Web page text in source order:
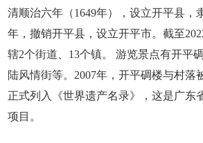
清顺治六年（1649年），设立开平县，
年，撤销开平县，设立开平市。截至
辖2个街道、13个镇。 游览景点有开平
陆风情街等。2007年，开平碉楼与村落
正式列入《世界遗产名录》，这是广东
项目。